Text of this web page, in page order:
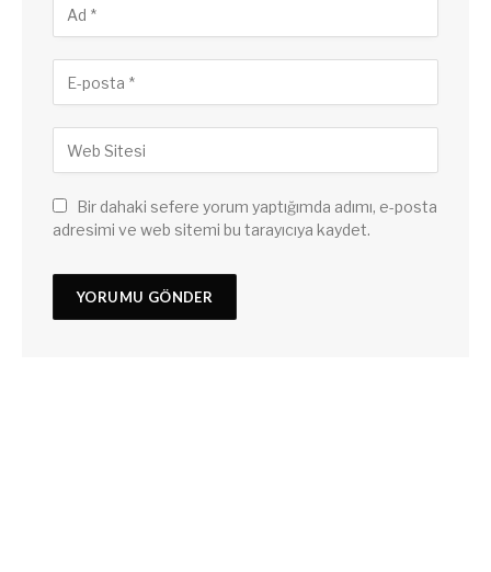
Bir dahaki sefere yorum yaptığımda adımı, e-posta
adresimi ve web sitemi bu tarayıcıya kaydet.